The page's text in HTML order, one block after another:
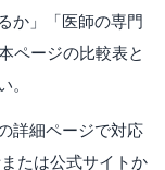
か」「医師の専門
ページの比較表と
。
詳細ページで対応
たは公式サイトか